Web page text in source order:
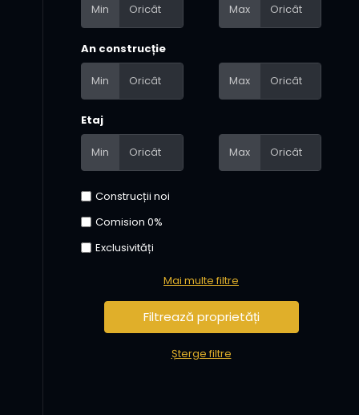
Min Max
An construcție
Min Max
Etaj
Min Max
Construcții noi
Comision 0%
Exclusivități
Mai multe filtre
Șterge filtre